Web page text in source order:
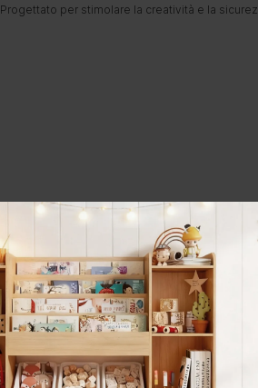
Progettato per stimolare la creatività e la